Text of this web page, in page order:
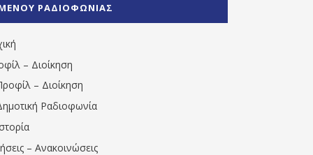
1531194763766854/" artist="" ]
ΡΑΔΙΟΦΩΝΙΑΣ
– Διοίκηση
– Διοίκηση
Ραδιοφωνία
– Ανακοινώσεις